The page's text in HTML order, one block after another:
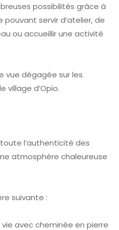
possibilités grâce à
servir d’atelier, de
ou accueillir une activité
vue dégagée sur les
village d’Opio.
toute l’authenticité des
atmosphère chaleureuse
suivante :
avec cheminée en pierre